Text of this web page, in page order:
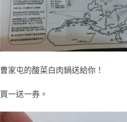
曹家屯的酸菜白肉鍋送給你！
買一送一券。